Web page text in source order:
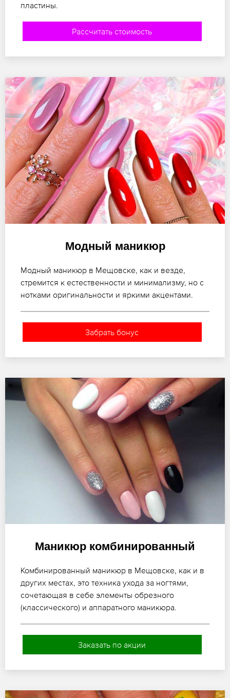
пластины.
Рассчитать стоимость
Модный маникюр
Модный маникюр в Мещовске, как и везде,
стремится к естественности и минимализму, но с
нотками оригинальности и яркими акцентами.
Забрать бонус
Маникюр комбинированный
Комбинированный маникюр в Мещовске, как и в
других местах, это техника ухода за ногтями,
сочетающая в себе элементы обрезного
(классического) и аппаратного маникюра.
Заказать по акции